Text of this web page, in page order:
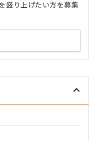
盛り上げたい方を募集